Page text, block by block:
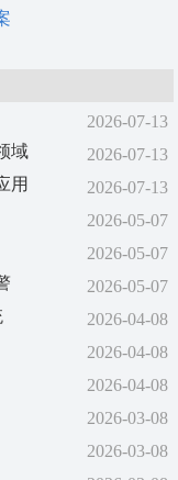
2026-07-13
2026-07-13
域
2026-07-13
用
2026-05-07
2026-05-07
2026-05-07
2026-04-08
2026-04-08
2026-04-08
2026-03-08
2026-03-08